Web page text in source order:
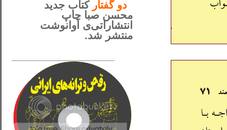
دوگفتار کتاب جدید
محسن صبا چاپ
انتشاراتی‌ی آوانوشت
منتشر شد.